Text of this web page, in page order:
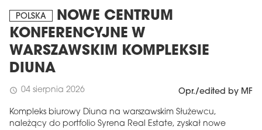
POLSKA
NOWE CENTRUM
KONFERENCYJNE W
WARSZAWSKIM KOMPLEKSIE
DIUNA
schedule 04 sierpnia 2026 Opr./edited by MF
Kompleks biurowy Diuna na warszawskim Służewcu,
należący do portfolio Syrena Real Estate, zyskał nowe